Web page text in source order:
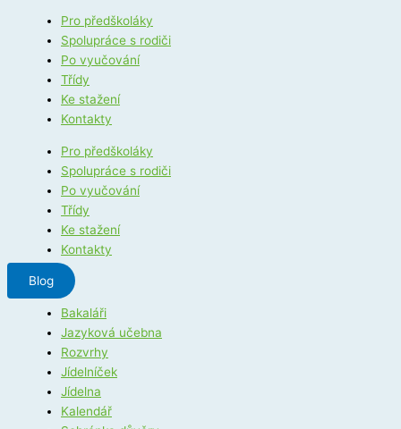
Pro předškoláky
Spolupráce s rodiči
Po vyučování
Třídy
Ke stažení
Kontakty
Pro předškoláky
Spolupráce s rodiči
Po vyučování
Třídy
Ke stažení
Kontakty
Blog
Bakaláři
Jazyková učebna
Rozvrhy
Jídelníček
Jídelna
Kalendář